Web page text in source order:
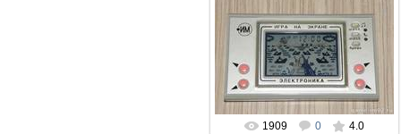
05.08.2016
Ещё одна разновидность игр
электроника - морской бой
perepelin
1909 0 4.0